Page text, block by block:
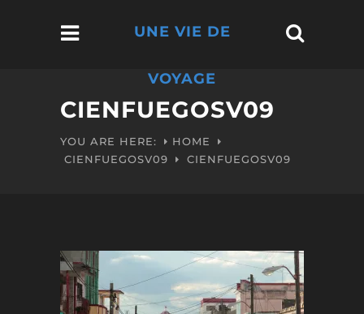
UNE VIE DE
VOYAGE
CIENFUEGOSV09
YOU ARE HERE:
HOME
CIENFUEGOSV09
CIENFUEGOSV09